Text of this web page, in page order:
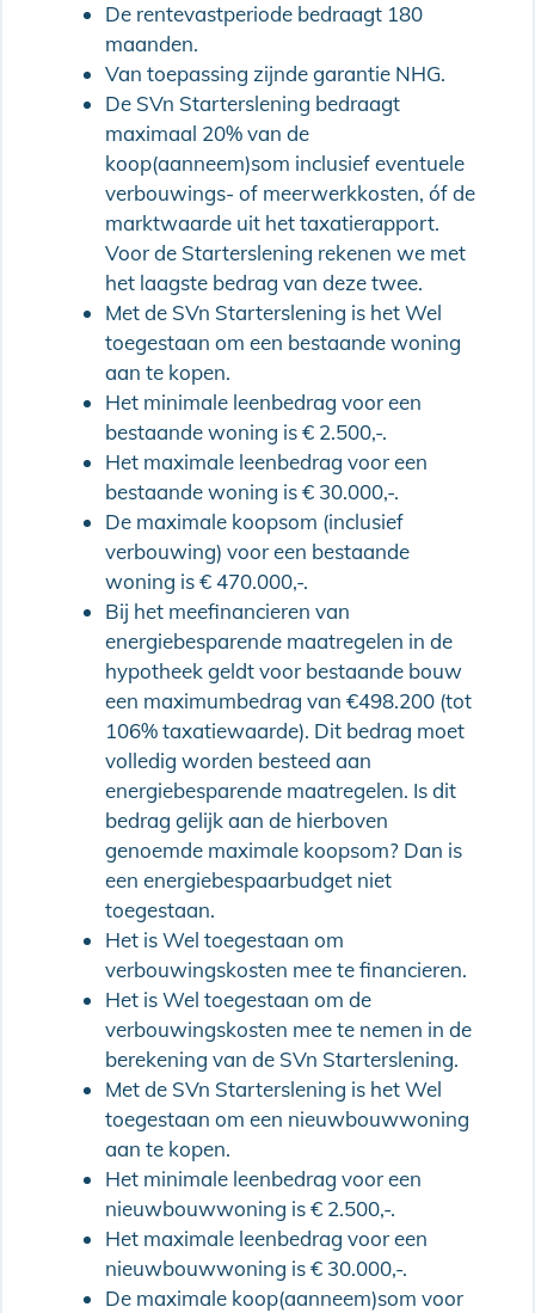
De rentevastperiode bedraagt 180
maanden.
Van toepassing zijnde garantie NHG.
De SVn Starterslening bedraagt
maximaal 20% van de
koop(aanneem)som inclusief eventuele
verbouwings- of meerwerkkosten, óf de
marktwaarde uit het taxatierapport.
Voor de Starterslening rekenen we met
het laagste bedrag van deze twee.
Met de SVn Starterslening is het Wel
toegestaan om een bestaande woning
aan te kopen.
Het minimale leenbedrag voor een
bestaande woning is € 2.500,-.
Het maximale leenbedrag voor een
bestaande woning is € 30.000,-.
De maximale koopsom (inclusief
verbouwing) voor een bestaande
woning is € 470.000,-.
Bij het meefinancieren van
energiebesparende maatregelen in de
hypotheek geldt voor bestaande bouw
een maximumbedrag van €498.200 (tot
106% taxatiewaarde). Dit bedrag moet
volledig worden besteed aan
energiebesparende maatregelen. Is dit
bedrag gelijk aan de hierboven
genoemde maximale koopsom? Dan is
een energiebespaarbudget niet
toegestaan.
Het is Wel toegestaan om
verbouwingskosten mee te financieren.
Het is Wel toegestaan om de
verbouwingskosten mee te nemen in de
berekening van de SVn Starterslening.
Met de SVn Starterslening is het Wel
toegestaan om een nieuwbouwwoning
aan te kopen.
Het minimale leenbedrag voor een
nieuwbouwwoning is € 2.500,-.
Het maximale leenbedrag voor een
nieuwbouwwoning is € 30.000,-.
De maximale koop(aanneem)som voor